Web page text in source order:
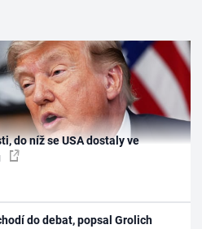
do níž se USA dostaly ve
do debat, popsal Grolich